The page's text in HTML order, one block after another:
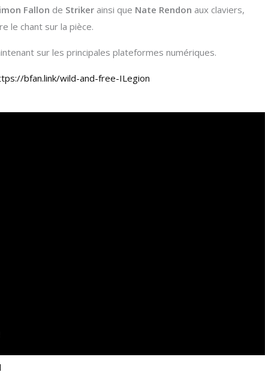
Fallon de Striker ainsi que Nate Rendon aux claviers,
le chant sur la pièce.
sur les principales plateformes numériques.
bfan.link/wild-and-free-ILegion